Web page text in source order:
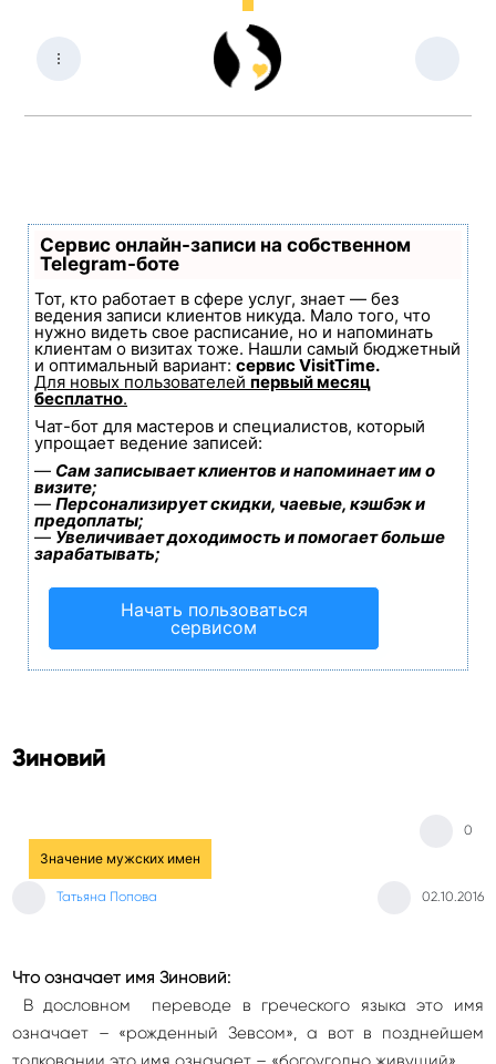
Сервис онлайн-записи на собственном
Telegram-боте
Тот, кто работает в сфере услуг, знает — без
ведения записи клиентов никуда. Мало того, что
нужно видеть свое расписание, но и напоминать
клиентам о визитах тоже. Нашли самый бюджетный
и оптимальный вариант: сервис VisitTime.
Для новых пользователей первый месяц
бесплатно.
Чат-бот для мастеров и специалистов, который
упрощает ведение записей:
— Сам записывает клиентов и напоминает им о
визите;
— Персонализирует скидки, чаевые, кэшбэк и
предоплаты;
— Увеличивает доходимость и помогает больше
зарабатывать;
Начать пользоваться
сервисом
Зиновий
Значение мужских имен
Татьяна Попова 02.10.2016
0
Что означает имя Зиновий:
В дословном переводе в греческого языка это имя
означает – «рожденный Зевсом», а вот в позднейшем